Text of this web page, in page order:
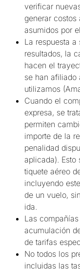
verificar
generar
asumidos por el
La respuesta a
resultados, la
hacen el
se han afiliado
utilizamos
Cuando el
expresa, se
permiten
importe de la
penalidad
aplicada).
tiquete aéreo
incluyendo
de un vuelo,
ida.
Las
acumulación
de tarifas
No todos los
incluidas las